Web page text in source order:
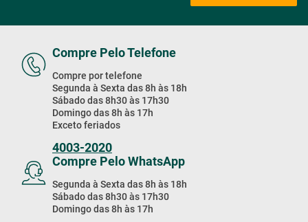
Compre Pelo Telefone
Compre por telefone
Segunda à Sexta das 8h às 18h
Sábado das 8h30 às 17h30
Domingo das 8h às 17h
Exceto feriados
4003-2020
Compre Pelo WhatsApp
Segunda à Sexta das 8h às 18h
Sábado das 8h30 às 17h30
Domingo das 8h às 17h